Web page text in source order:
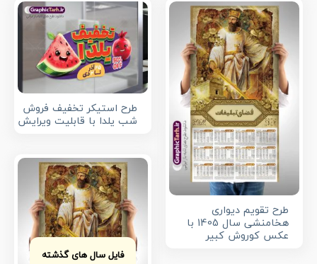
طرح تقویم دیواری
هخامنشی سال 1405 با
عکس کوروش کبیر
طرح استیکر تخفیف فروش
شب یلدا با قابلیت ویرایش
فایل سال های گذشته